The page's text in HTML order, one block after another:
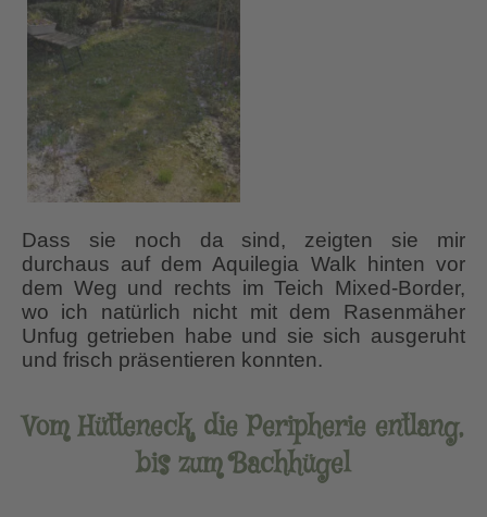
Dass sie noch da sind, zeigten sie mir
durchaus auf dem Aquilegia Walk hinten vor
dem Weg und rechts im Teich Mixed-Border,
wo ich natürlich nicht mit dem Rasenmäher
Unfug getrieben habe und sie sich ausgeruht
und frisch präsentieren konnten.
Vom Hütteneck, die Peripherie entlang,
bis zum Bachhügel